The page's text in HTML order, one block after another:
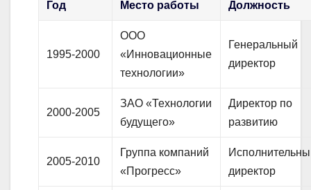
Год Место работы Должность
1995-2000
ООО
«Инновационные
технологии»
Генеральный
директор
2000-2005
ЗАО «Технологии
будущего»
Директор по
развитию
2005-2010
Группа компаний
«Прогресс»
директор